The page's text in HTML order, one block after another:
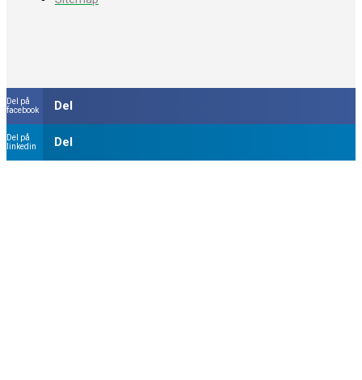
Del på
facebook
Del
Del på
linkedin
Del